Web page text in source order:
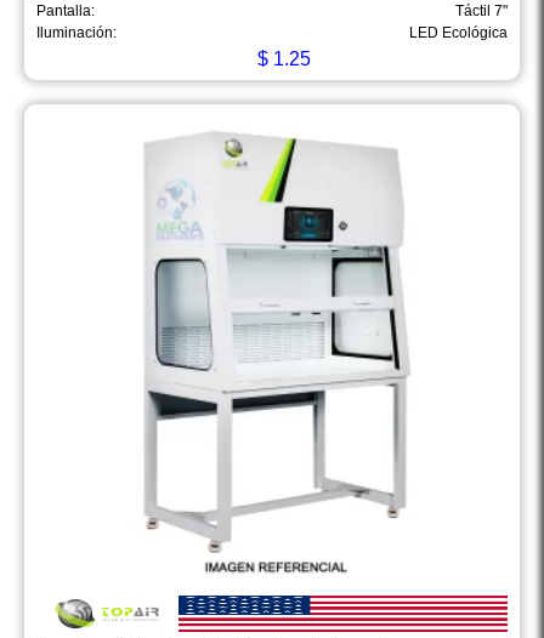
Pantalla:
Táctil 7"
Iluminación:
LED Ecológica
$ 1.25